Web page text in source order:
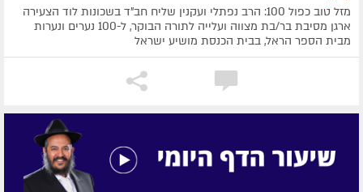
מזל טוב כפול 100: הרב נפתלי ועקנין שליח חב"ד בשכונות לוד הצעירה
ארגן מסיבת בר/בת מצווה ועלייה לתורה הבוקר, ל-100 נערים ונערות
מבית הספר הראל, בבית הכנסת מושיע ישראל